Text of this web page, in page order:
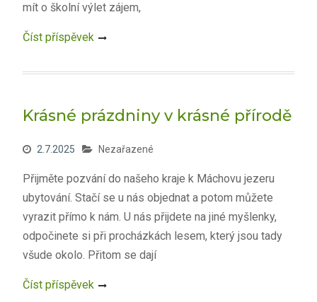
mít o školní výlet zájem,
Číst příspěvek
Krásné prázdniny v krásné přírodě
2.7.2025 Nezařazené
Přijměte pozvání do našeho kraje k Máchovu jezeru
ubytování. Stačí se u nás objednat a potom můžete
vyrazit přímo k nám. U nás přijdete na jiné myšlenky,
odpočinete si při procházkách lesem, který jsou tady
všude okolo. Přitom se dají
Číst příspěvek